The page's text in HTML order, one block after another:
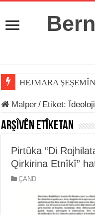
HEJMARA
Malper/ Etiket:
Arşîvên Etîketan
Pirtûka “Di
Qirkirina Etnîkî”
ÇAND